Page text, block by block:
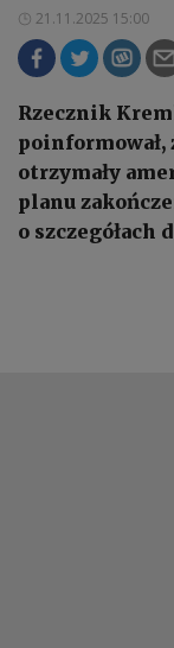
21.11.2025 15:00
Rzecznik
poinformował,
otrzymały
planu
o szczegółach